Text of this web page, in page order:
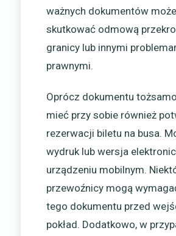
ważnych dokumentów może
skutkować odmową
granicy lub innymi
prawnymi.
Oprócz dokumentu
mieć przy sobie również
rezerwacji biletu na busa.
wydruk lub wersja
urządzeniu mobilnym.
przewoźnicy mogą
tego dokumentu przed
pokład. Dodatkowo, w